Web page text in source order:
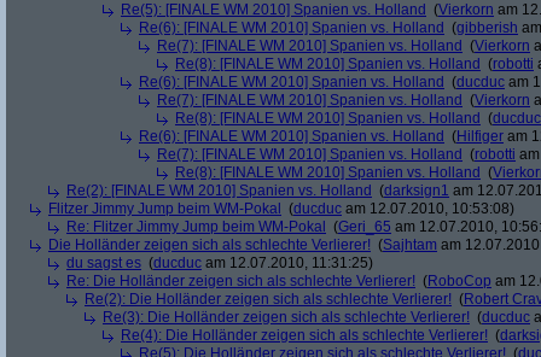
Re(5): [FINALE WM 2010] Spanien vs. Holland (Vierkorn am
Re(6): [FINALE WM 2010] Spanien vs. Holland (gibberish
Re(7): [FINALE WM 2010] Spanien vs. Holland (Vierkorn
Re(8): [FINALE WM 2010] Spanien vs. Holland (robotti
Re(6): [FINALE WM 2010] Spanien vs. Holland (ducduc am
Re(7): [FINALE WM 2010] Spanien vs. Holland (Vierkorn
Re(8): [FINALE WM 2010] Spanien vs. Holland (ducduc
Re(6): [FINALE WM 2010] Spanien vs. Holland (Hilfiger am
Re(7): [FINALE WM 2010] Spanien vs. Holland (robotti
Re(8): [FINALE WM 2010] Spanien vs. Holland (
Re(2): [FINALE WM 2010] Spanien vs. Holland (darksign1 am
Flitzer Jimmy Jump beim WM-Pokal
(ducduc am 12.07.2010, 10:53:08)
Re: Flitzer Jimmy Jump beim WM-Pokal
(Geri_65 am 12.07.2010,
Die Holländer zeigen sich als schlechte Verlierer! (Sajhtam am
du sagst es (ducduc am 12.07.2010, 11:31:25)
Re: Die Holländer zeigen sich als schlechte Verlierer! (RoboCop am
Re(2): Die Holländer zeigen sich als schlechte Verlierer! (Robert
Re(3): Die Holländer zeigen sich als schlechte Verlierer! (ducduc
Re(4): Die Holländer zeigen sich als schlechte Verlierer! (
Re(5): Die Holländer zeigen sich als schlechte Verlierer! (